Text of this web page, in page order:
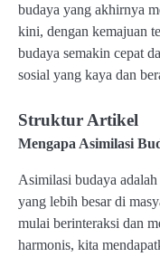
budaya yang akhirnya
kini, dengan kemajuan
budaya semakin cepat
sosial yang kaya dan
Struktur Artikel
Mengapa Asimilasi
Asimilasi budaya
yang lebih besar di
mulai berinteraksi dan
harmonis, kita